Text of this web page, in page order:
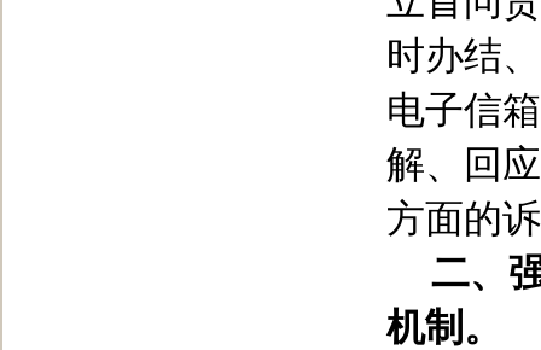
时办结
电子信
解、回
方面的
二、
机制。